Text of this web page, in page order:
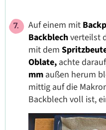
Auf einem mit
Backblechverteilst
mit dem
Oblate, achte
mm außen herum
mittig auf die
Backblech voll ist,